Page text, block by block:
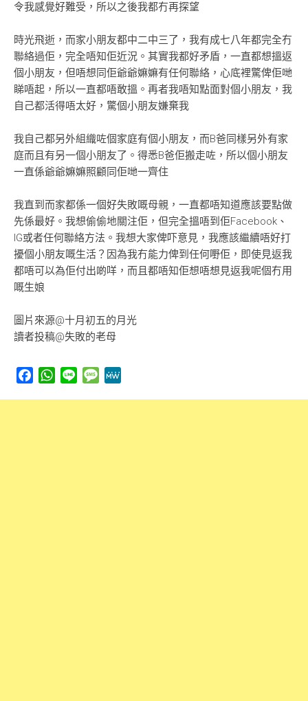
令我感覺好難受，所以之後我都冇再探望
時光飛逝，而家小朋友都中二中三了，我有成七八年都完全冇
聯絡過佢，完全唔知佢近況。其實我都好矛盾，一直都想搵返
個小朋友，但唔想同佢爺爺嫲嫲有任何聯絡，心底裡驚俾佢哋
睇唔起，所以一直都唔敢搵。再者我唔知點面對個小朋友，我
自己都活得唔太好，驚個小朋友嫌棄我
我自己都另外組織咗個家庭有個小朋友，而B爸同樣另外有家
庭而且有另一個小朋友了。得悉B爸佢搬走咗，所以個小朋友
一直係爺爺嫲嫲照顧同佢哋一齊住
我直到而家都係一個好失敗嘅母親，一直都唔知道應該要點做
先係最好。我想偷偷地關注佢，但完全搵唔到佢Facebook、
IG或者任何聯絡方法。我想大家俾吓意見，我應該繼續唔好打
擾個小朋友嘅生活？因為我冇能力俾到任何嘢佢，即使見返我
都唔可以為佢付出啲咩，而且都唔知佢想唔想見返我呢個冇用
嘅生娘
圖片來源@十月初五的月光
讀者投稿@失敗的老母
FacebookWhatsApp
Line Message